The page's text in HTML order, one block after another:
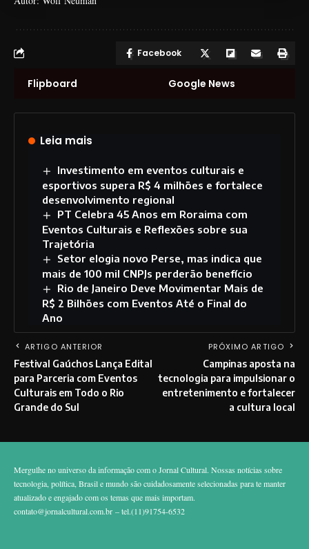
Facebook
Flipboard Google News
Leia mais
Investimento em eventos culturais e
esportivos supera R$ 4 milhões e fortalece
desenvolvimento regional
PT Celebra 45 Anos em Roraima com
Eventos Culturais e Reflexões sobre sua
Trajetória
Setor elogia novo Perse, mas indica que
mais de 100 mil CNPJs perderão benefício
Rio de Janeiro Deve Movimentar Mais de
R$ 2 Bilhões com Eventos Até o Final do
Ano
ARTIGO ANTERIOR
Festival Gaúchos Lança Edital
para Parceria com Eventos
Culturais em Todo o Rio
Grande do Sul
PRÓXIMO ARTIGO
Campinas aposta na
tecnologia para impulsionar o
entretenimento e fortalecer
a cultura local
Mergulhe no universo da informação com o Jornal Cultural. Nossas notícias sobre
tecnologia, política, Brasil e mundo são cuidadosamente selecionadas para te manter
atualizado e engajado com os temas que mais importam.
contato@jornalcultural.com.br – tel.(11)91754-6532